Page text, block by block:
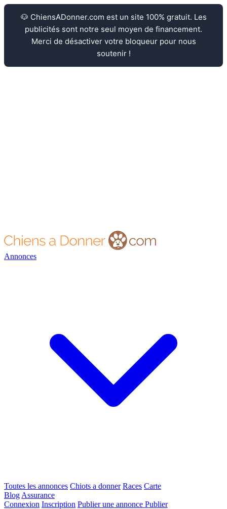
Annonces
Toutes les annonces Chiots a donner Races Carte
Blog Assurance
Connexion Inscription Publier une annonce Publier